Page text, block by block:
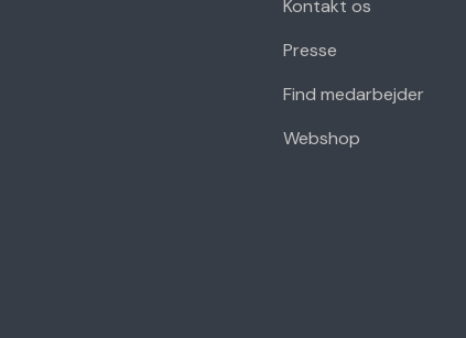
Kontakt os
Presse
Find medarbejder
Webshop